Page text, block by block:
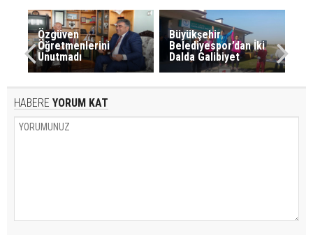
Özgüven
Öğretmenlerini
Unutmadı
Büyükşehir
Belediyespor’dan İki
Dalda Galibiyet
HABERE YORUM KAT